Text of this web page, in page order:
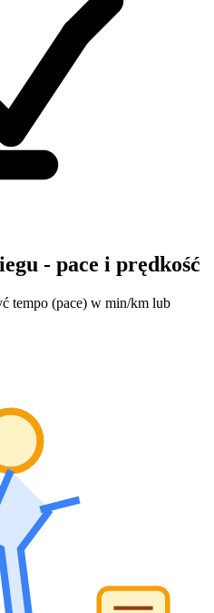
- pace i prędkość
tempo (pace) w min/km lub